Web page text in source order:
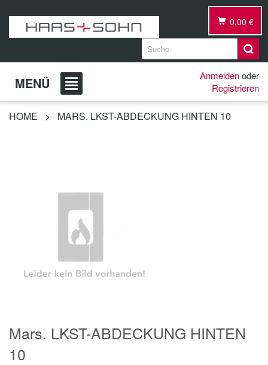
0,00 €
MENÜ Anmeldenoder
Registrieren
HOME > MARS. LKST-ABDECKUNG HINTEN 10
Mars. LKST-ABDECKUNG HINTEN
10